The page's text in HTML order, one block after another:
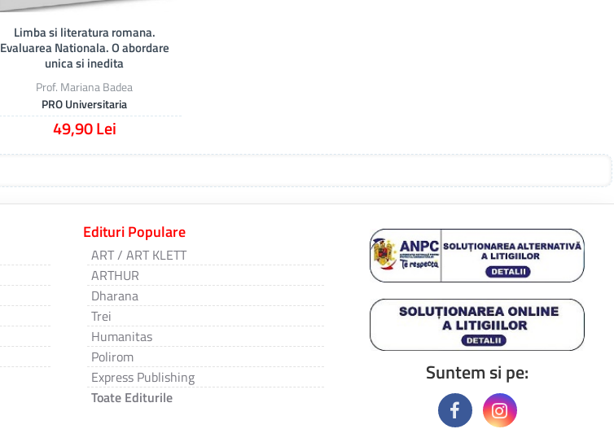
Prof. Mariana Badea
PRO Universitaria
Limba si literatura romana.
Evaluarea Nationala. O abordare
unica si inedita
49,90 Lei
Edituri Populare
ART / ART KLETT
ARTHUR
Dharana
Trei
Humanitas
Polirom
Express Publishing
Toate Editurile
Suntem si pe: